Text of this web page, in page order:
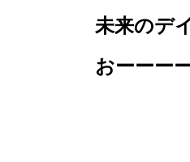
未来のデ
おーーー